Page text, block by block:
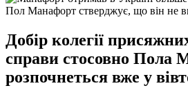
Пол Манафорт стверджує, що він не
Добір колегії
справи стосовно Пола
розпочнеться вже у